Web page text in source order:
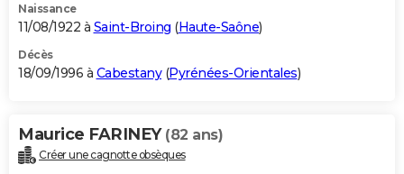
Naissance
11/08/1922 à Saint-Broing (Haute-Saône)
Décès
18/09/1996 à Cabestany(Pyrénées-Orientales)
Maurice FARINEY (82 ans)
Créer une cagnotte obsèques